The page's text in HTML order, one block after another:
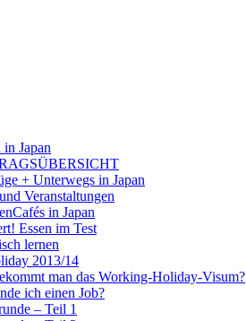
Japan
+ Unterwegs in Japan
Veranstaltungen
in Japan
Essen im Test
lernen
2013/14
man das Working-Holiday-Visum?
ich einen Job?
– Teil 1